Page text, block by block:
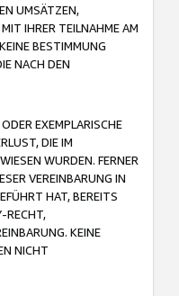
UMSÄTZEN,
IHRER TEILNAHME AM
BESTIMMUNG
NACH DEN
EXEMPLARISCHE
DIE IM
WURDEN. FERNER
VEREINBARUNG IN
HAT, BEREITS
RECHT,
KEINE
NICHT